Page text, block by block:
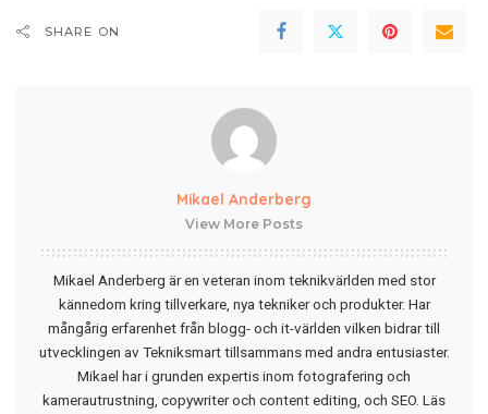
SHARE ON
Mikael Anderberg
View More Posts
Mikael Anderberg är en veteran inom teknikvärlden med stor
kännedom kring tillverkare, nya tekniker och produkter. Har
mångårig erfarenhet från blogg- och it-världen vilken bidrar till
utvecklingen av Tekniksmart tillsammans med andra entusiaster.
Mikael har i grunden expertis inom fotografering och
kamerautrustning, copywriter och content editing, och SEO. Läs